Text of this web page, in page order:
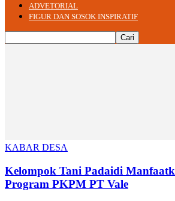
ADVETORIAL
FIGUR DAN SOSOK INSPIRATIF
KABAR DESA
Kelompok Tani Padaidi
Program PKPM PT Vale